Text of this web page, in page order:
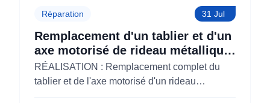
Réparation 31 Jul
Remplacement d'un tablier et d'un
axe motorisé de rideau métallique
pour M'CHADAL (Optical Center)
(95)
RÉALISATION : Remplacement complet du
tablier et de l'axe motorisé d'un rideau